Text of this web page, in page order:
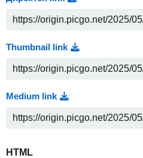
Thumbnail link
Medium link
HTML